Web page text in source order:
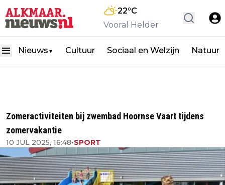
22°C
Vooral Helder
Nieuws ▼ Cultuur Sociaal en Welzijn Natuur
Zomeractiviteiten bij zwembad Hoornse Vaart tijdens
zomervakantie
10 JUL 2025, 16:48•SPORT